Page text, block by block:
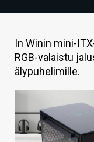
HINTA.FI
KAUPPA
VAIHDA TEEMA
In Winin mini-
RGB-valaistu
älypuhelimille.